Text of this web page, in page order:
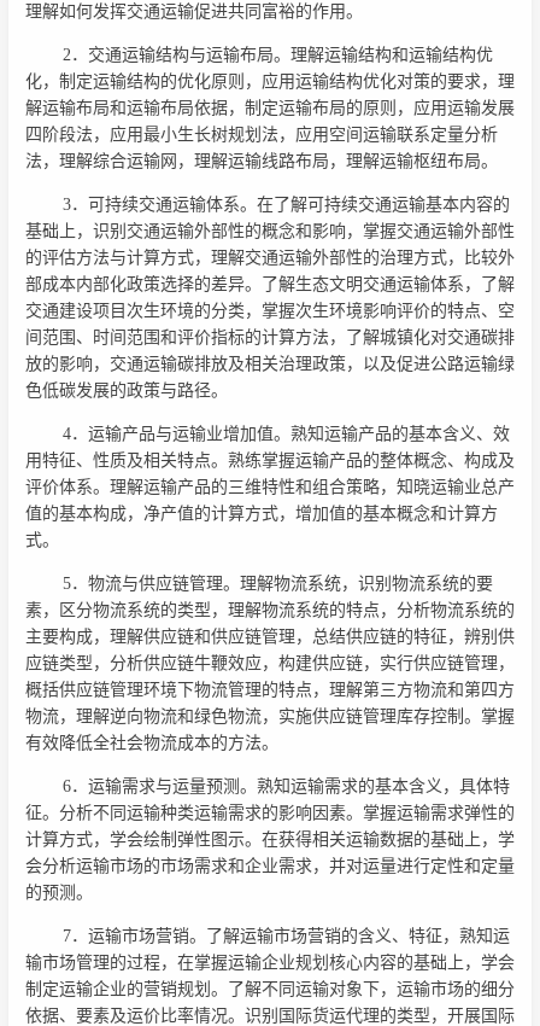
理解如何发挥交通运输促进共同富裕的作用。
2．交通运输结构与运输布局。理解运输结构和运输结构优
化，制定运输结构的优化原则，应用运输结构优化对策的要求，理
解运输布局和运输布局依据，制定运输布局的原则，应用运输发展
四阶段法，应用最小生长树规划法，应用空间运输联系定量分析
法，理解综合运输网，理解运输线路布局，理解运输枢纽布局。
3．可持续交通运输体系。在了解可持续交通运输基本内容的
基础上，识别交通运输外部性的概念和影响，掌握交通运输外部性
的评估方法与计算方式，理解交通运输外部性的治理方式，比较外
部成本内部化政策选择的差异。了解生态文明交通运输体系，了解
交通建设项目次生环境的分类，掌握次生环境影响评价的特点、空
间范围、时间范围和评价指标的计算方法，了解城镇化对交通碳排
放的影响，交通运输碳排放及相关治理政策，以及促进公路运输绿
色低碳发展的政策与路径。
4．运输产品与运输业增加值。熟知运输产品的基本含义、效
用特征、性质及相关特点。熟练掌握运输产品的整体概念、构成及
评价体系。理解运输产品的三维特性和组合策略，知晓运输业总产
值的基本构成，净产值的计算方式，增加值的基本概念和计算方
式。
5．物流与供应链管理。理解物流系统，识别物流系统的要
素，区分物流系统的类型，理解物流系统的特点，分析物流系统的
主要构成，理解供应链和供应链管理，总结供应链的特征，辨别供
应链类型，分析供应链牛鞭效应，构建供应链，实行供应链管理，
概括供应链管理环境下物流管理的特点，理解第三方物流和第四方
物流，理解逆向物流和绿色物流，实施供应链管理库存控制。掌握
有效降低全社会物流成本的方法。
6．运输需求与运量预测。熟知运输需求的基本含义，具体特
征。分析不同运输种类运输需求的影响因素。掌握运输需求弹性的
计算方式，学会绘制弹性图示。在获得相关运输数据的基础上，学
会分析运输市场的市场需求和企业需求，并对运量进行定性和定量
的预测。
7．运输市场营销。了解运输市场营销的含义、特征，熟知运
输市场管理的过程，在掌握运输企业规划核心内容的基础上，学会
制定运输企业的营销规划。了解不同运输对象下，运输市场的细分
依据、要素及运价比率情况。识别国际货运代理的类型，开展国际